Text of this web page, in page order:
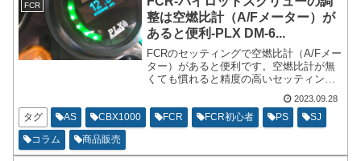
FCR
整は空燃比計（A/Fメーター）が
あると便利-PLX DM-6...
FCRのセッティングで空燃比計（A/Fメー
ター）があると便利です。空燃比計が無
くても慣れると精度の高いセッティング
ティングは体感だけで調整できます。む
しろ、数値に囚われない方が良いです。
しかし、低速域のスロットル開度辺りは
合があります。
2023.09.28
タグ AS CBX1000 FCR FCR初心者 PS
SJ
コラム
商品販売